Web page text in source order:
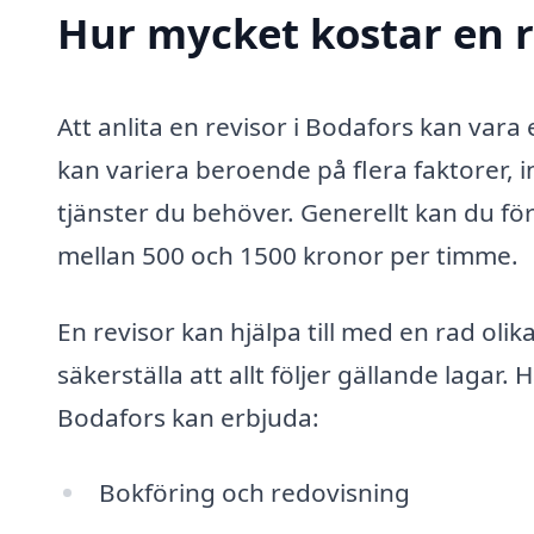
Hur mycket kostar en
Att anlita en revisor i Bodafors kan
kan variera beroende på flera faktorer,
tjänster du behöver. Generellt kan du
mellan 500 och 1500 kronor per timme.
En revisor kan hjälpa till med en rad
säkerställa att allt följer gällande lagar.
Bodafors kan erbjuda:
Bokföring och redovisning